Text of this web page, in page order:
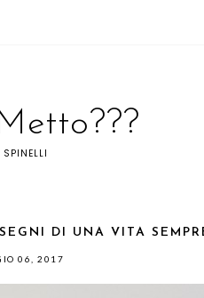
DI UNA VITA
06, 2017